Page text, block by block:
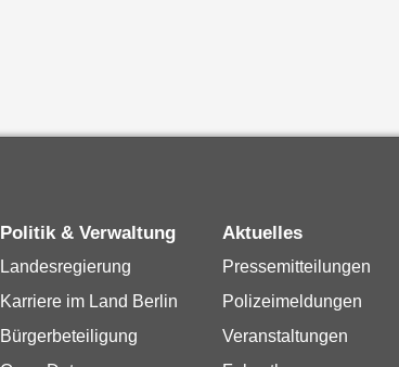
Politik & Verwaltung
Landesregierung
Karriere im Land Berlin
Bürgerbeteiligung
Aktuelles
Pressemitteilungen
Polizeimeldungen
Veranstaltungen